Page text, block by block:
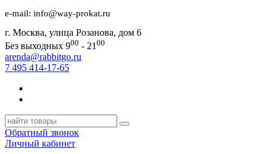
e-mail: info@way-prokat.ru
г. Москва, улица Розанова, дом 6
Без выходных 900 - 2100
arenda@rabbitgo.ru
7 495 414-17-65
Обратный звонок
Личный кабинет